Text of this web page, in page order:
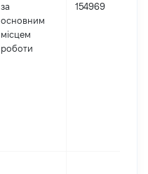
за
основним
місцем
роботи
154969